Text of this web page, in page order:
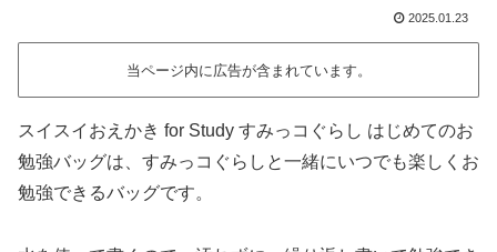
2025.01.23
当ページ内に広告が含まれています。
スイスイおえかき for Study すみっコぐらし はじめてのお
勉強バッグは、すみっコぐらしと一緒にいつでも楽しくお
勉強できるバッグです。